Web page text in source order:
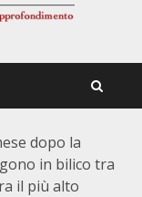
dopo la
in bilico tra
il più alto